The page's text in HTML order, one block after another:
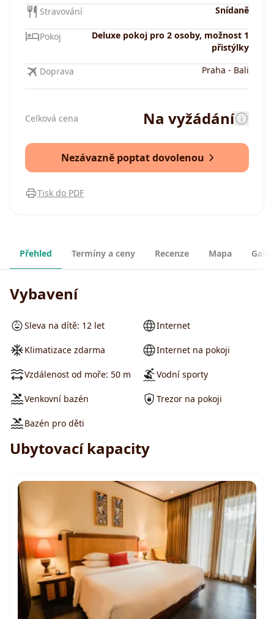
Stravování Snídaně
Pokoj
Deluxe pokoj pro 2 osoby, možnost 1
přistýlky
Doprava Praha - Bali
Celková cena Na vyžádání
Nezávazně poptat dovolenou
Tisk do PDF
Přehled Termíny a ceny Recenze Mapa
Vybavení
Sleva na dítě: 12 let
Klimatizace zdarma
Vzdálenost od moře: 50 m
Venkovní bazén
Bazén pro děti
Internet
Internet na pokoji
Vodní sporty
Trezor na pokoji
Ubytovací kapacity